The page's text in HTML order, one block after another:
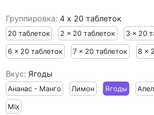
Группировка: 4 x 20 таблеток
20 таблеток 2 x 20 таблеток 3 x 20
6 x 20 таблеток 7 x 20 таблеток 8 x
Вкус: Ягоды
Ананас - Манго Лимон Ягоды
Mix